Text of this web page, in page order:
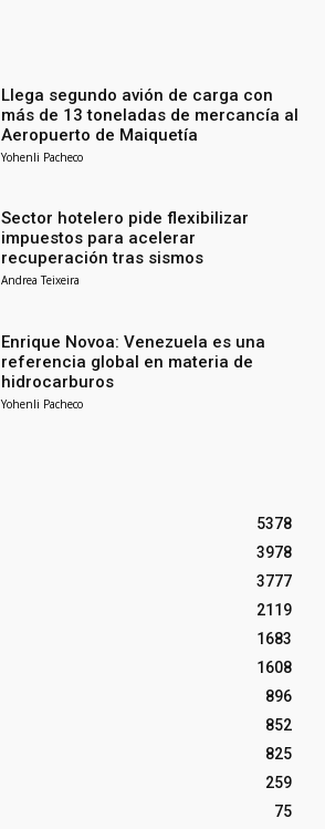
Llega segundo avión de carga con
más de 13 toneladas de mercancía al
Aeropuerto de Maiquetía
Yohenli Pacheco
Sector hotelero pide flexibilizar
impuestos para acelerar
recuperación tras sismos
Andrea Teixeira
Enrique Novoa: Venezuela es una
referencia global en materia de
hidrocarburos
Yohenli Pacheco
5378
3978
3777
2119
1683
1608
896
852
825
259
75